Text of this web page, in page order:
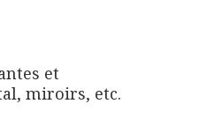
et
miroirs, etc.